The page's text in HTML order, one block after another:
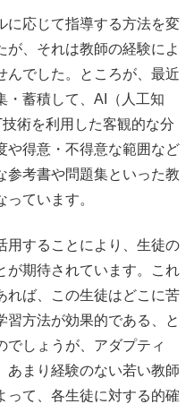
に応じて指導する方法を変
が、それは教師の経験によ
んでした。ところが、最近
蓄積して、 AI
（人工知
技術を利用した客観的な分
や得意・不得意な範囲など
参考書や問題集といった教
ています。
用することにより、生徒の
が期待されています。これ
れば、この生徒はどこに苦
習方法が効果的である、と
でしょうが、アダプティ
あまり経験のない若い教師
って、各生徒に対する的確